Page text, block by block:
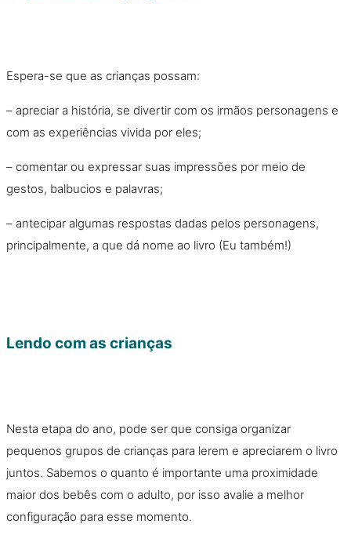
Espera-se que as crianças possam:
– apreciar a história, se divertir com os irmãos personagens e
com as experiências vivida por eles;
– comentar ou expressar suas impressões por meio de
gestos, balbucios e palavras;
– antecipar algumas respostas dadas pelos personagens,
principalmente, a que dá nome ao livro (Eu também!)
Lendo com as crianças
Nesta etapa do ano, pode ser que consiga organizar
pequenos grupos de crianças para lerem e apreciarem o livro
juntos. Sabemos o quanto é importante uma proximidade
maior dos bebês com o adulto, por isso avalie a melhor
configuração para esse momento.